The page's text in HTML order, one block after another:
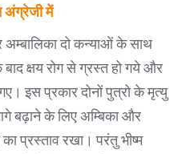
अंग्रेजी में
अम्बालिका दो कन्याओं के साथ
बाद क्षय रोग से ग्रस्त हो गये और
इस प्रकार दोनों पुत्रो के मृत्यु
बढ़ाने के लिए अम्बिका और
प्रस्ताव रखा। परंतु भीष्म